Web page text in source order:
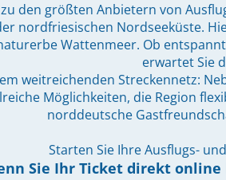
den größten Anbietern von
nordfriesischen Nordseeküste.
Wattenmeer. Ob
erwartet Sie
weitreichenden Streckennetz:
Möglichkeiten, die Region
norddeutsche
Starten Sie Ihre Ausflugs-
Sie Ihr Ticket direkt